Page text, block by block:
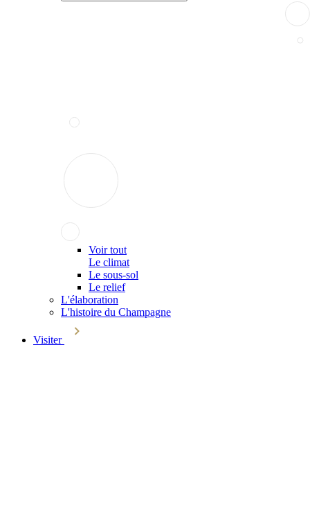
Voir tout
Le climat
Le sous-sol
Le relief
L'élaboration
L'histoire du Champagne
Visiter